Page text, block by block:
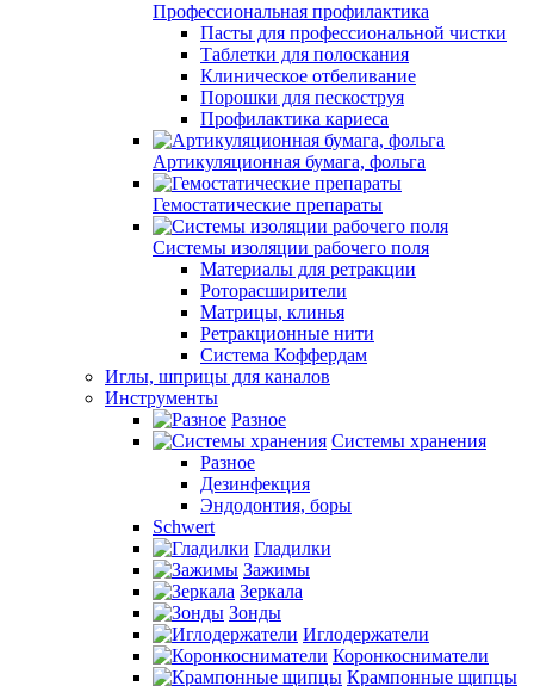
Профессиональная профилактика
Пасты для профессиональной чистки
Таблетки для полоскания
Клиническое отбеливание
Порошки для пескоструя
Профилактика кариеса
Артикуляционная бумага, фольга
Гемостатические препараты
Системы изоляции рабочего поля
Материалы для ретракции
Роторасширители
Матрицы, клинья
Ретракционные нити
Система Коффердам
Иглы, шприцы для каналов
Инструменты
Разное
Системы хранения
Разное
Дезинфекция
Эндодонтия, боры
Schwert
Гладилки
Зажимы
Зеркала
Зонды
Иглодержатели
Коронкосниматели
Крампонные щипцы